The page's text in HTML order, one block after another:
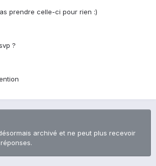
prendre celle-ci pour rien :)
?
archivé et ne peut plus recevoir